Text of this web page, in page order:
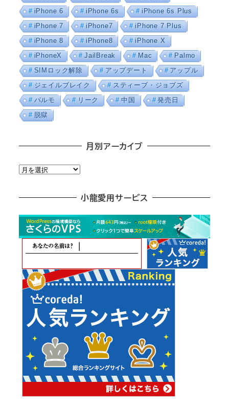
iPhone 6
iPhone 6s
iPhone 6s Plus
iPhone 7
iPhone7
iPhone 7 Plus
iPhone 8
iPhone8
iPhone X
iPhoneX
JailBreak Mac
Palmo
SIMロック解除
アップデート
アップル
ジェイルブレイク
スティーブ・ジョブズ
パルモ
リーク 中国
発売日
脱獄
月別アーカイブ
月
カ
小龍愛用サービス